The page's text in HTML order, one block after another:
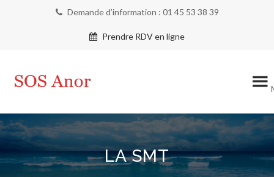
Demande d’information : 01 45 53 38 39
Prendre RDV en ligne
LA SMT